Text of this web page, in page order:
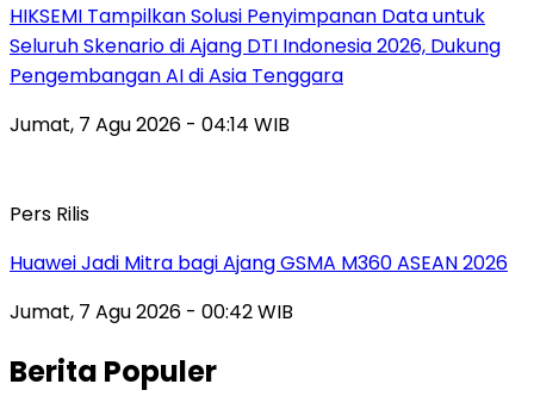
HIKSEMI Tampilkan Solusi Penyimpanan Data untuk
Seluruh Skenario di Ajang DTI Indonesia 2026, Dukung
Pengembangan AI di Asia Tenggara
Jumat, 7 Agu 2026 - 04:14 WIB
Pers Rilis
Huawei Jadi Mitra bagi Ajang GSMA M360 ASEAN 2026
Jumat, 7 Agu 2026 - 00:42 WIB
Berita Populer